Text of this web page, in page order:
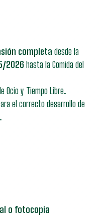
completa desde la
2026 hasta la Comida del
Ocio y Tiempo Libre.
el correcto desarrollo de
o fotocopia